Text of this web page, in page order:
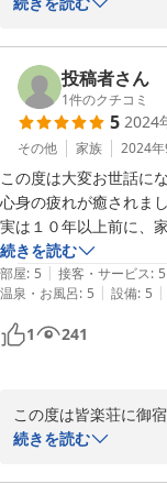
げております。
2025-03-12投稿者さん
1件のクチコミ
5 2024
その他 家族 2024年
この度は大変お世話に
心身の疲れが癒されまし
実は１０年以上前に、
ざお隣の空き部屋での
は何も申し出てないの
あの頃と、お心遣いが
です。施設は古いです
適でした。
受付から始まりお食事
す。汗だくになりなが
き、ますますお食事も
お湯質も言う事ありま
続きを読む
部屋: 5 | 接客・サービス: 5
温泉・お風呂: 5 | 設備: 5 |
1 241
この度は皆楽荘に御
さんの暖かいご感想
続きを読む